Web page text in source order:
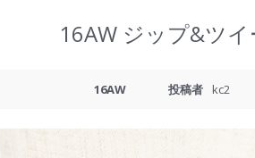
16AW ジップ&ツ
16AW 投稿者 kc2